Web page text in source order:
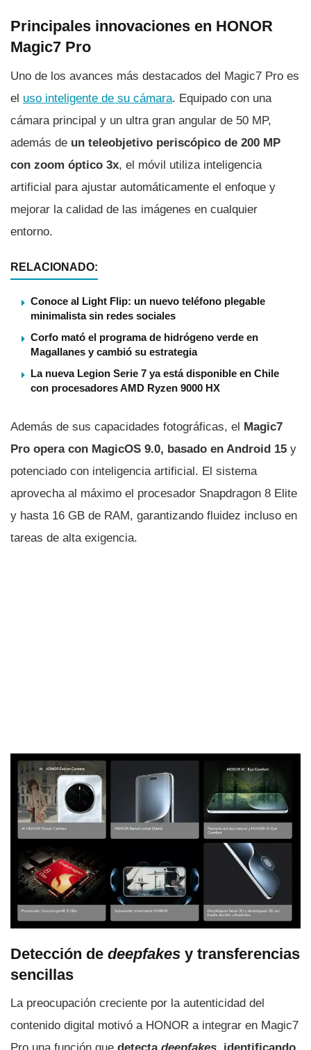
Principales innovaciones en HONOR
Magic7 Pro
Uno de los avances más destacados del Magic7 Pro es
el uso inteligente de su cámara. Equipado con una
cámara principal y un ultra gran angular de 50 MP,
además de un teleobjetivo periscópico de 200 MP
con zoom óptico 3x, el móvil utiliza inteligencia
artificial para ajustar automáticamente el enfoque y
mejorar la calidad de las imágenes en cualquier
entorno.
RELACIONADO:
Conoce al Light Flip: un nuevo teléfono plegable
minimalista sin redes sociales
Corfo mató el programa de hidrógeno verde en
Magallanes y cambió su estrategia
La nueva Legion Serie 7 ya está disponible en Chile
con procesadores AMD Ryzen 9000 HX
Además de sus capacidades fotográficas, el Magic7
Pro opera con MagicOS 9.0, basado en Android 15 y
potenciado con inteligencia artificial. El sistema
aprovecha al máximo el procesador Snapdragon 8 Elite
y hasta 16 GB de RAM, garantizando fluidez incluso en
tareas de alta exigencia.
Detección de deepfakes y transferencias
sencillas
La preocupación creciente por la autenticidad del
contenido digital motivó a HONOR a integrar en Magic7